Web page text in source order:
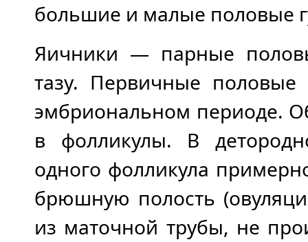
большие и малые половые
Яичники — парные
тазу. Первичные
эмбриональном периоде.
в фолликулы. В
одного фолликула
брюшную полость
из маточной трубы, не